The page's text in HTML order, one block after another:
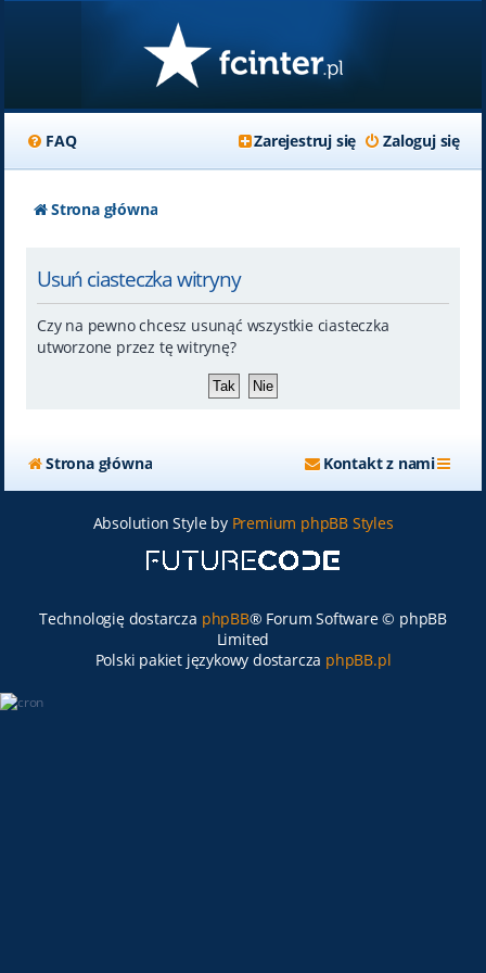
FAQ Zaloguj się
Zarejestruj się
Strona główna
Usuń ciasteczka witryny
Czy na pewno chcesz usunąć wszystkie ciasteczka
utworzone przez tę witrynę?
Strona główna Kontakt z nami
Absolution Style by Premium phpBB Styles
Technologię dostarcza phpBB® Forum Software © phpBB
Limited
Polski pakiet językowy dostarcza phpBB.pl